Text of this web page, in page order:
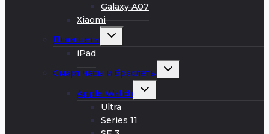
Galaxy A07
Xiaomi
Планшеты
Развернуть
iPad
Смарт часы и браслеты
Развернуть
Apple Watch
Развернуть
Ultra
Series 11